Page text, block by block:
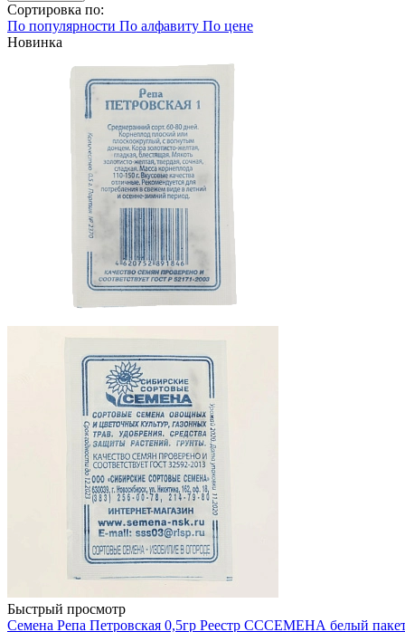
Сортировка по:
По популярности По алфавиту По цене
Новинка
Быстрый просмотр
Семена Репа Петровская 0,5гр Реестр СССЕМЕНА белый